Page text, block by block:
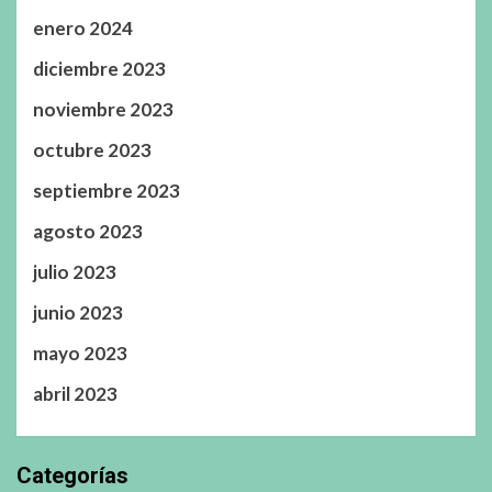
enero 2024
diciembre 2023
noviembre 2023
octubre 2023
septiembre 2023
agosto 2023
julio 2023
junio 2023
mayo 2023
abril 2023
Categorías